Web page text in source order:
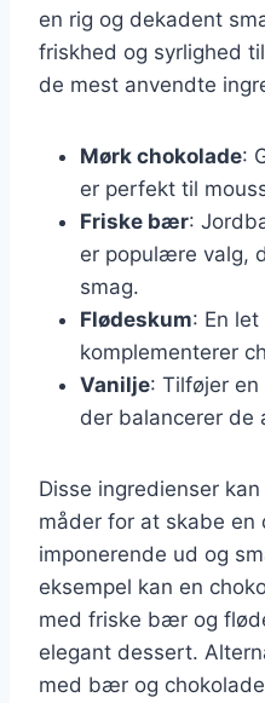
en rig og dekadent
friskhed og syrlighed
de mest anvendte
Mørk chokolade:
er perfekt til
Friske bær:
er populære valg,
smag.
Flødeskum: En
komplementerer
Vanilje: Tilføjer
der balancerer de
Disse ingredienser
måder for at skabe
imponerende ud og
eksempel kan en
med friske bær og
elegant dessert.
med bær og